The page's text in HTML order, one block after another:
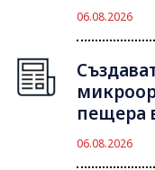
06.08.2026
пещера
06.08.2026